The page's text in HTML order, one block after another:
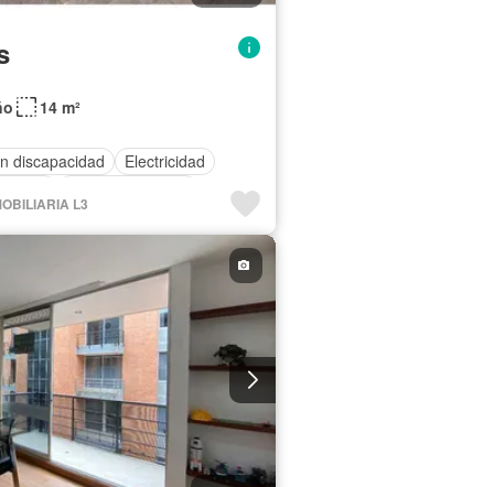
14 m²
discapacidad
Electricidad
L3